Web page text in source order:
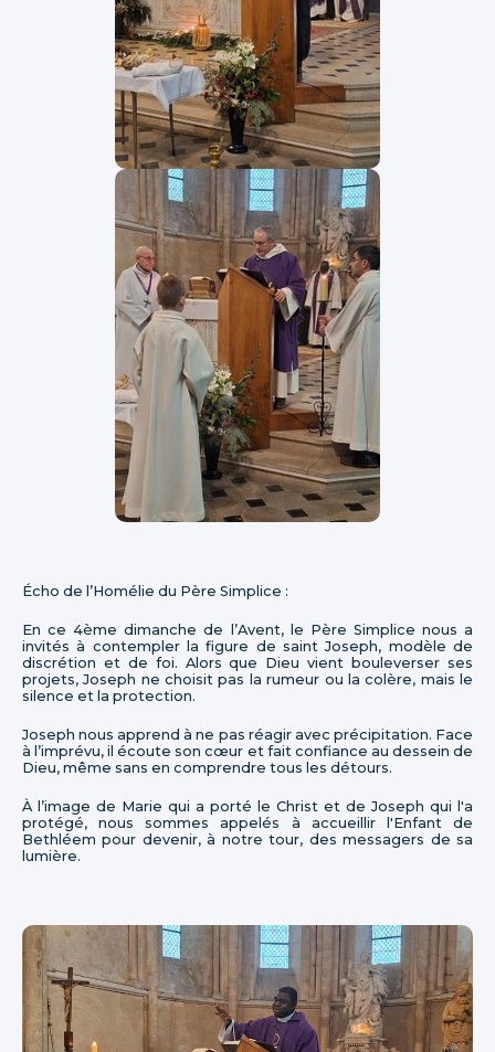
Écho de l’Homélie du Père Simplice :
​En ce 4ème dimanche de l’Avent, le Père Simplice nous a
invités à contempler la figure de saint Joseph, modèle de
discrétion et de foi. Alors que Dieu vient bouleverser ses
projets, Joseph ne choisit pas la rumeur ou la colère, mais le
silence et la protection.
Joseph nous apprend à ne pas réagir avec précipitation. Face
à l’imprévu, il écoute son cœur et fait confiance au dessein de
Dieu, même sans en comprendre tous les détours.
À l’image de Marie qui a porté le Christ et de Joseph qui l'a
protégé, nous sommes appelés à accueillir l'Enfant de
Bethléem pour devenir, à notre tour, des messagers de sa
lumière.